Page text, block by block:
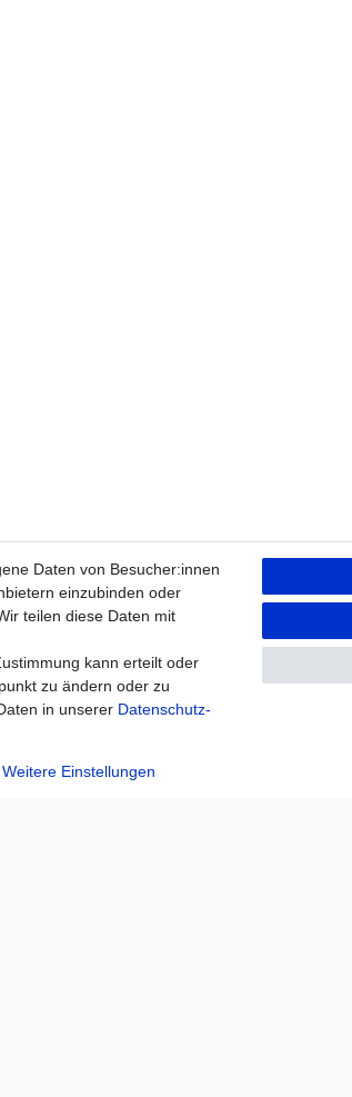
Daten von Besucher:innen
einzubinden oder
teilen diese Daten mit
kann erteilt oder
zu ändern oder zu
in unserer Daten­schutz­
Weitere Einstellungen